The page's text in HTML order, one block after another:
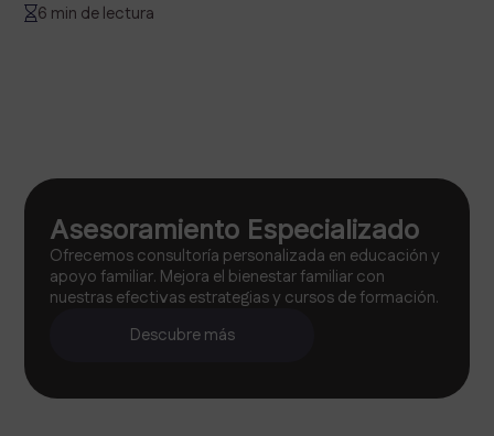
6 min de lectura
Asesoramiento Especializado
Ofrecemos consultoría personalizada en educación y
apoyo familiar. Mejora el bienestar familiar con
nuestras efectivas estrategias y cursos de formación.
Descubre más